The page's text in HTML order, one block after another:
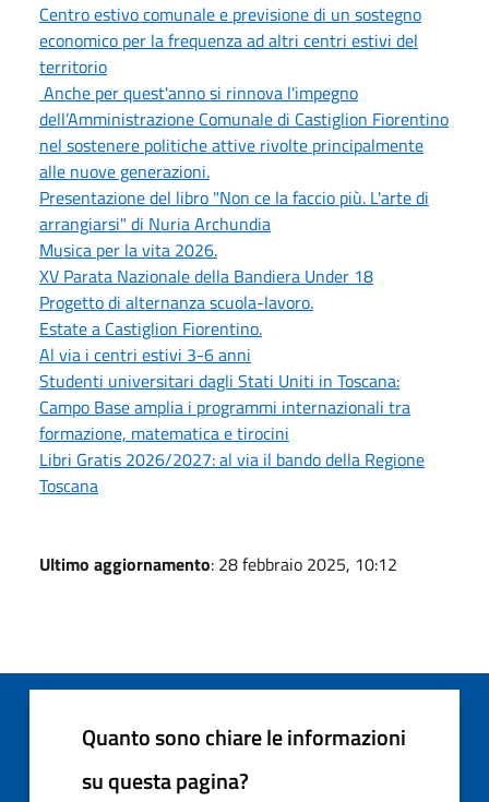
Centro estivo comunale e previsione di un sostegno
economico per la frequenza ad altri centri estivi del
territorio
Anche per quest'anno si rinnova l'impegno
dell’Amministrazione Comunale di Castiglion Fiorentino
nel sostenere politiche attive rivolte principalmente
alle nuove generazioni.
Presentazione del libro "Non ce la faccio più. L'arte di
arrangiarsi" di Nuria Archundia
Musica per la vita 2026.
XV Parata Nazionale della Bandiera Under 18
Progetto di alternanza scuola-lavoro.
Estate a Castiglion Fiorentino.
Al via i centri estivi 3-6 anni
Studenti universitari dagli Stati Uniti in Toscana:
Campo Base amplia i programmi internazionali tra
formazione, matematica e tirocini
Libri Gratis 2026/2027: al via il bando della Regione
Toscana
Ultimo aggiornamento: 28 febbraio 2025, 10:12
Quanto sono chiare le informazioni
su questa pagina?